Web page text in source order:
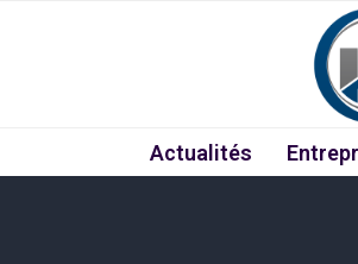
Actualités